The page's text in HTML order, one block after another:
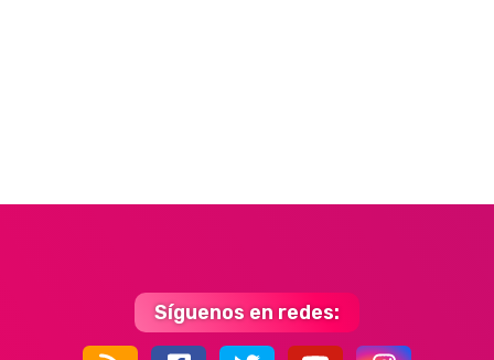
Síguenos en redes: